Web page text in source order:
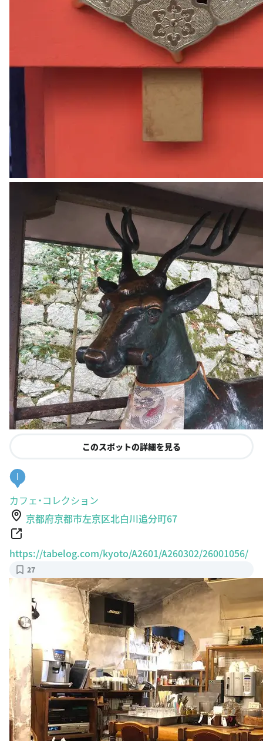
このスポットの詳細を見る
I
カフェ・コレクション
京都府京都市左京区北白川追分町67
https://tabelog.com/kyoto/A2601/A260302/26001056/
27